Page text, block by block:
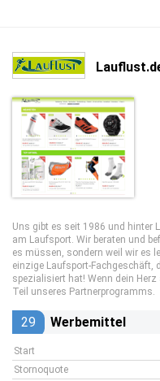
Uns gibt es seit 1986 und hinter
am Laufsport. Wir beraten und
es müssen, sondern weil wir es
einzige Laufsport-
spezialisiert hat! Wenn dein
Teil unseres Partnerprogramms.
29 Werbemittel
Start
Stornoquote